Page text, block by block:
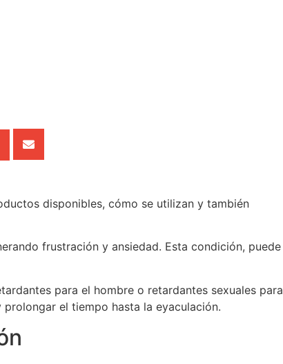
disponibles, cómo se utilizan y también
frustración y ansiedad. Esta condición, puede
para el hombre o retardantes sexuales para
el tiempo hasta la eyaculación.